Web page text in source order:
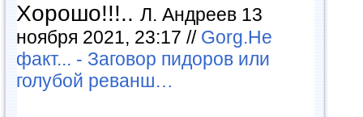
Хорошо!!!.. Л. Андреев 13
ноября 2021, 23:17 // Gorg.Не
факт... - Заговор пидоров или
голубой реванш…